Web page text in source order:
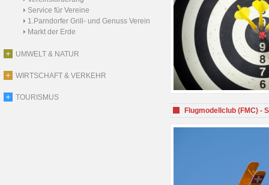
Service für Vereine
1.Parndorfer Grill- und Genuss Verein
Markt der Erde
UMWELT & NATUR
WIRTSCHAFT & VERKEHR
TOURISMUS
Flugmodellclub (FMC) -